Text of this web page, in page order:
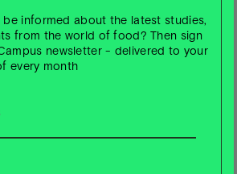
Zucker- und Salzgehalte und
ALDI SÜD ihren
be informed about the latest studies,
from the world of food? Then sign
newsletter - delivered to your
every month